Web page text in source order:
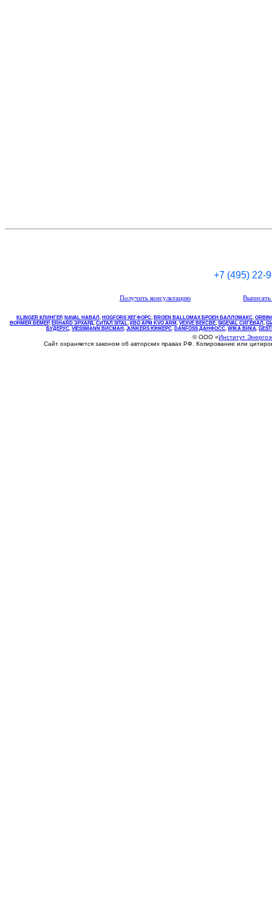
+7 (495) 22-
Получить консультацию
KLINGER КЛИНГЕР, NAVAL НАВАЛ , НOGFORS ХЕГФОРС, BROEN BALLOMAX БРОЕН БАЛЛОМАКС,
BOHMER БЕМЕР, ERHARD ЭРХАРД, СИТАЛ SITAL, КВО АРМ KVO ARM, VEXVE ВЕКСВЕ, SIGEVAL СИГЕВАЛ ,
БУДЕРУС, VIESSMANN ВИСМАН , JUNKERS ЮНКЕРС. DANFOSS ДАНФОСС, WIKA ВИКА,
© ООО «Институт
Сайт охраняется законом об авторских правах РФ. Копирование или